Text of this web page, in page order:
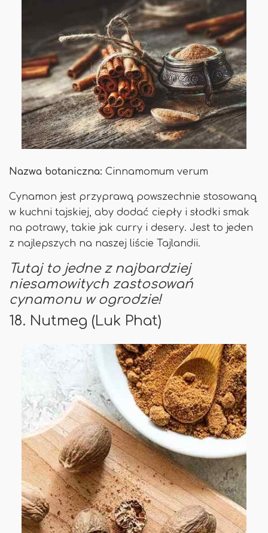
Nazwa botaniczna: Cinnamomum verum
Cynamon jest przyprawą powszechnie stosowaną
w kuchni tajskiej, aby dodać ciepły i słodki smak
na potrawy, takie jak curry i desery. Jest to jeden
z najlepszych na naszej liście Tajlandii.
Tutaj to jedne z najbardziej
niesamowitych zastosowań
cynamonu w ogrodzie!
18. Nutmeg (Luk Phat)